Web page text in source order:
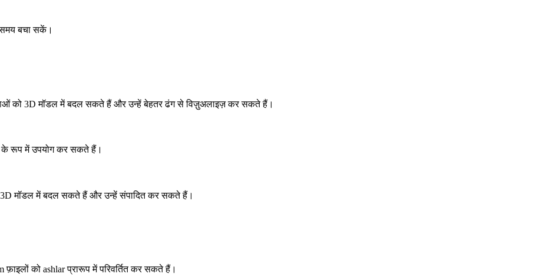
समय बचा सकें।
को 3D मॉडल में बदल सकते हैं और उन्हें बेहतर ढंग से विज़ुअलाइज़ कर सकते हैं।
के रूप में उपयोग कर सकते हैं।
3D मॉडल में बदल सकते हैं और उन्हें संपादित कर सकते हैं।
को ashlar प्रारूप में परिवर्तित कर सकते हैं।